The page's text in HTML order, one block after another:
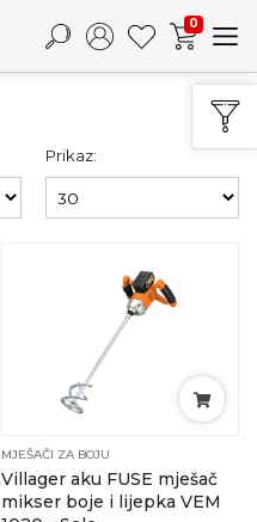
0
Prikaz:
MJEŠAČI ZA BOJU
Villager aku FUSE mješač
mikser boje i lijepka VEM